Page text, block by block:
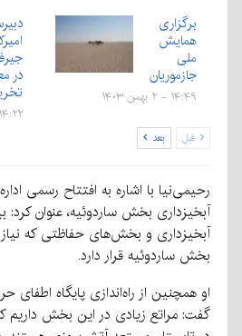
برگزاری
همایش
ملی
جازموریان
۱۴:۴۹ - ۲ بهمن ۱۴۰۳
در
۱۴:۲۲ - ۲۸ دی ۱۴۰۳
قبل بعد
رحیمی‌نیا با اشاره به افتتاح رسمی
آبخیزداری بخش ساردوئیه، عنوان کرد:
آبخیزداری و بخش‌های حفاظتی که نیاز
بخش ساردوئیه قرار دارد.
او همچنین از راه‌اندازی پایگاه اطفای
گفت: مراتع زیادی در این بخش داریم